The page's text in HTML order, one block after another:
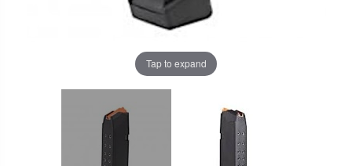
Tap to expand